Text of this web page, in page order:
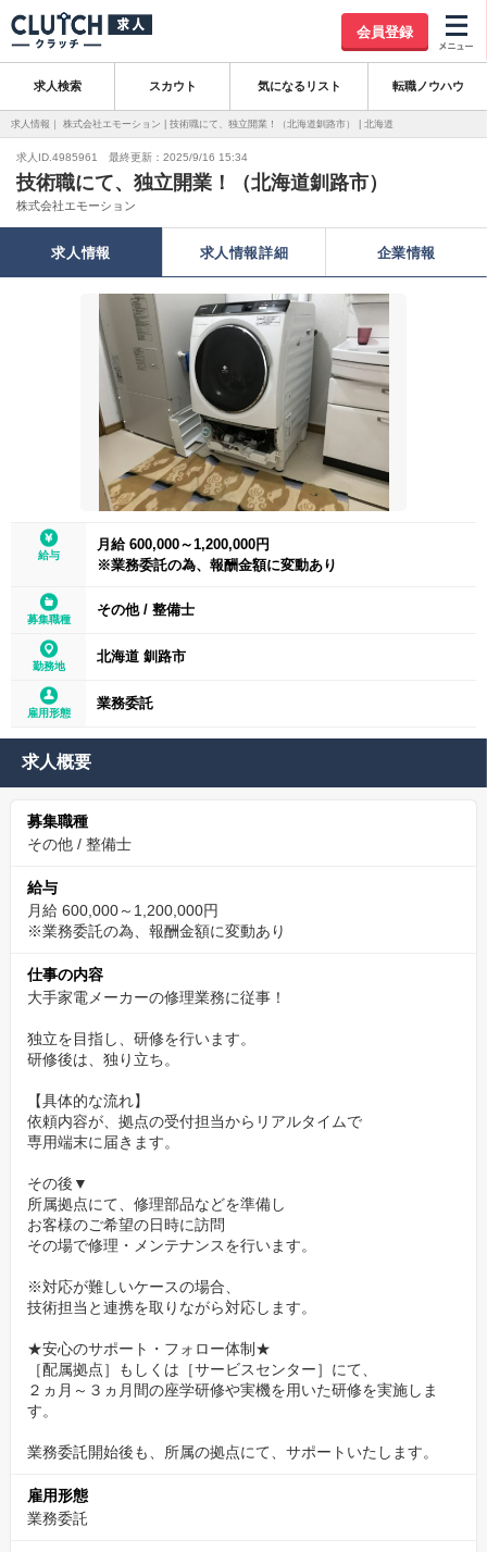
会員登録
求人検索 スカウト 気になるリスト 転職ノウハウ
求人情報｜ 株式会社エモーション | 技術職にて、独立開業！（北海道釧路市） | 北海道
求人ID.4985961 最終更新：2025/9/16 15:34
技術職にて、独立開業！（北海道釧路市）
株式会社エモーション
求人情報 求人情報詳細 企業情報
給与
月給 600,000～1,200,000円
※業務委託の為、報酬金額に変動あり
募集職種
その他/ 整備士
勤務地
北海道 釧路市
雇用形態
業務委託
求人概要
募集職種
その他 / 整備士
給与
月給 600,000～1,200,000円
※業務委託の為、報酬金額に変動あり
仕事の内容
大手家電メーカーの修理業務に従事！
独立を目指し、研修を行います。
研修後は、独り立ち。
【具体的な流れ】
依頼内容が、拠点の受付担当からリアルタイムで
専用端末に届きます。
その後▼
所属拠点にて、修理部品などを準備し
お客様のご希望の日時に訪問
その場で修理・メンテナンスを行います。
※対応が難しいケースの場合、
技術担当と連携を取りながら対応します。
★安心のサポート・フォロー体制★
［配属拠点］もしくは［サービスセンター］にて、
２ヵ月～３ヵ月間の座学研修や実機を用いた研修を実施しま
す。
業務委託開始後も、所属の拠点にて、サポートいたします。
雇用形態
業務委託